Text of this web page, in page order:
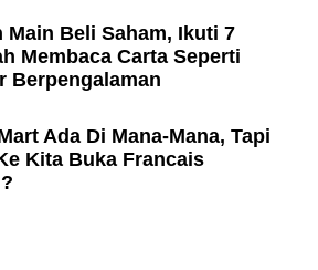
Main Beli Saham, Ikuti 7
Membaca Carta Seperti
Berpengalaman
Ada Di Mana-Mana, Tapi
Kita Buka Francais